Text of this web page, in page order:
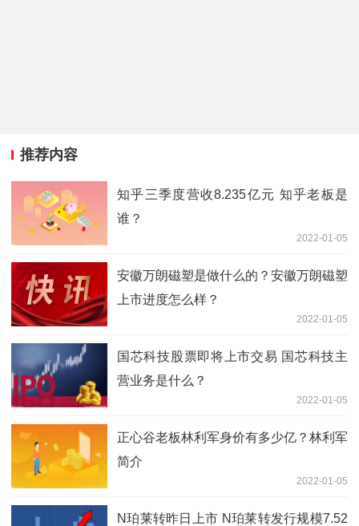
推荐内容
知乎三季度营收8.235亿元 知乎老板是
谁？
2022-01-05
安徽万朗磁塑是做什么的？安徽万朗磁塑
上市进度怎么样？
2022-01-05
国芯科技股票即将上市交易 国芯科技主
营业务是什么？
2022-01-05
正心谷老板林利军身价有多少亿？林利军
简介
2022-01-05
N珀莱转昨日上市 N珀莱转发行规模7.52